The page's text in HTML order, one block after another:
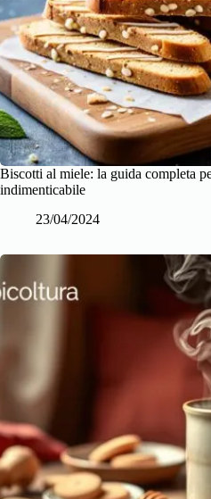
Biscotti al miele: la guida completa
indimenticabile
23/04/2024